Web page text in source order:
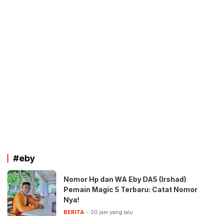
#eby
Nomor Hp dan WA Eby DA5 (Irshad)
Pemain Magic 5 Terbaru: Catat Nomor
Nya!
BERITA 20 jam yang lalu